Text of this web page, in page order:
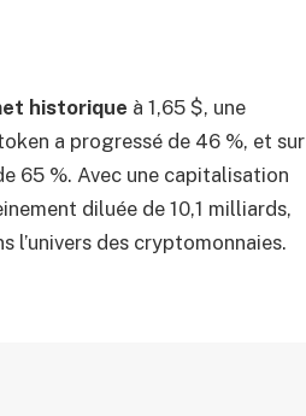
historique à 1,65 $, une
a progressé de 46 %, et sur
65 %. Avec une capitalisation
diluée de 10,1 milliards,
l’univers des cryptomonnaies.